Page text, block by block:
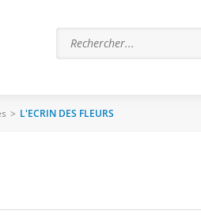
> L'ECRIN DES FLEURS